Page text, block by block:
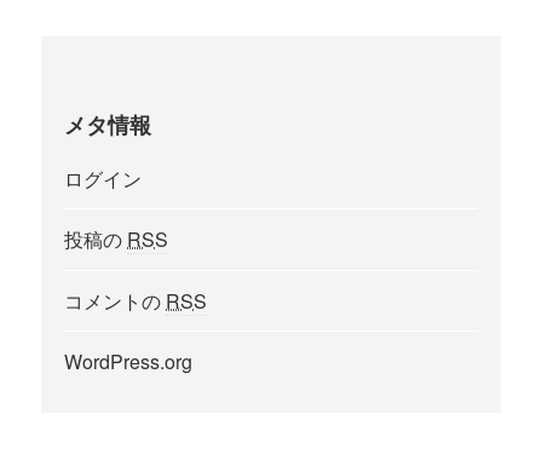
メタ情報
ログイン
投稿の RSS
コメントの RSS
WordPress.org